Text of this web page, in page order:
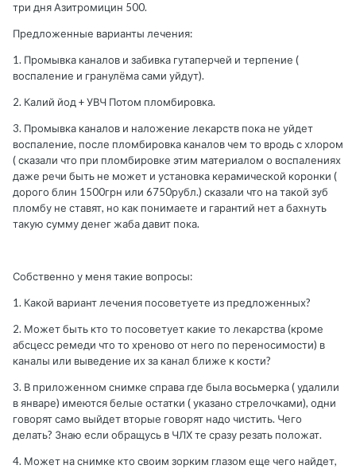
три дня Азитромицин 500.
Предложенные варианты лечения:
1. Промывка каналов и забивка гутаперчей и терпение (
воспаление и гранулёма сами уйдут).
2. Калий йод + УВЧ Потом пломбировка.
3. Промывка каналов и наложение лекарств пока не уйдет
воспаление, после пломбировка каналов чем то вродь с хлором
( сказали что при пломбировке этим материалом о воспалениях
даже речи быть не может и установка керамической коронки (
дорого блин 1500грн или 6750рубл.) сказали что на такой зуб
пломбу не ставят, но как понимаете и гарантий нет а бахнуть
такую сумму денег жаба давит пока.
Собственно у меня такие вопросы:
1. Какой вариант лечения посоветуете из предложенных?
2. Может быть кто то посоветует какие то лекарства (кроме
абсцесс ремеди что то хреново от него по переносимости) в
каналы или выведение их за канал ближе к кости?
3. В приложенном снимке справа где была восьмерка ( удалили
в январе) имеются белые остатки ( указано стрелочками), одни
говорят само выйдет вторые говорят надо чистить. Чего
делать? Знаю если обращусь в ЧЛХ те сразу резать положат.
4. Может на снимке кто своим зорким глазом еще чего найдет,